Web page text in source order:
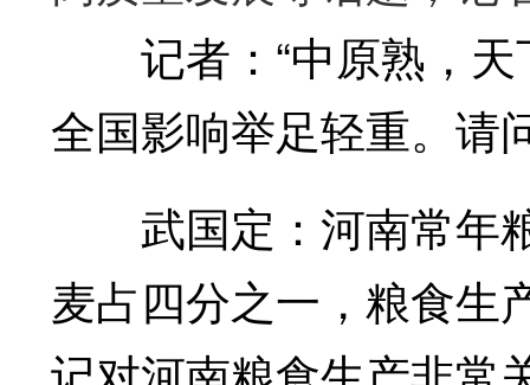
记者：“中原熟，天
全国影响举足轻重。请
武国定：河南常年
麦占四分之一，粮食生